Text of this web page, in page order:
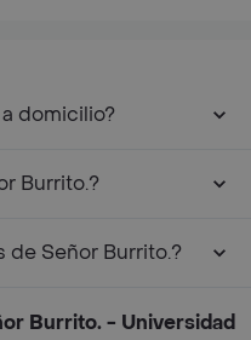
domicilio?
Burrito.?
de Señor Burrito.?
Burrito. - Universidad